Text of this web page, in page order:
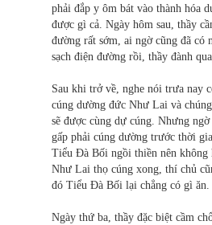
phải đắp y ôm bát vào thành hóa
được gì cả. Ngày hôm sau, thầy
đường rất sớm, ai ngờ cũng đã có
sạch điện đường rồi, thầy đành
Sau khi trở về, nghe nói trưa nay
cúng dường đức Như Lai và
sẽ được cùng dự cúng. Nhưng
gấp phải cúng dường trước thời
Tiểu Đà Bối ngồi thiền nên
Như Lai thọ cúng xong, thí chủ
đó Tiểu Đà Bối lại chẳng có gì ăn.
Ngày thứ ba, thầy đặc biệt cầm